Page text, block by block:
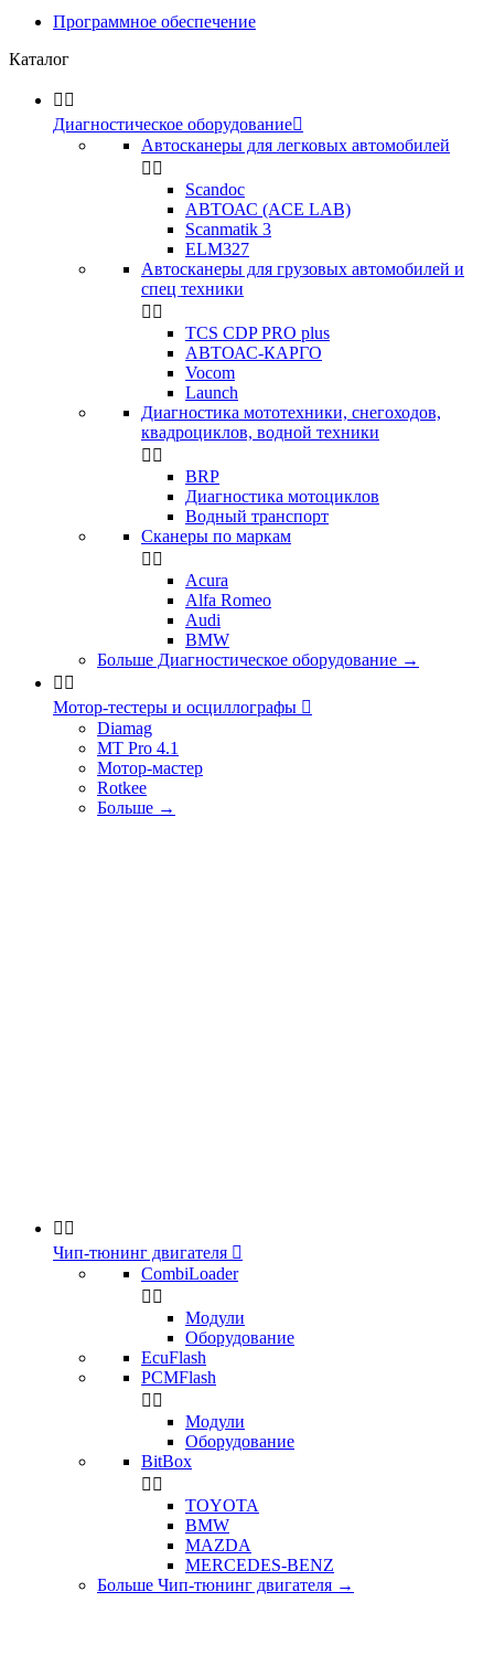
Программное обеспечение
Каталог
 
Диагностическое оборудование
Автосканеры для легковых автомобилей
 
Scandoc
АВТОАС (ACE LAB)
Scanmatik 3
ELM327
Автосканеры для грузовых автомобилей и
спец техники
 
TCS CDP PRO plus
АВТОАС-КАРГО
Vocom
Launch
Диагностика мототехники, снегоходов,
квадроциклов, водной техники
 
BRP
Диагностика мотоциклов
Водный транспорт
Сканеры по маркам
 
Acura
Alfa Romeo
Audi
BMW
Больше Диагностическое оборудование →
 
Мотор-тестеры и осциллографы 
Diamag
MT Pro 4.1
Мотор-мастер
Rotkee
Больше →
 
Чип-тюнинг двигателя 
CombiLoader
 
Модули
Оборудование
EcuFlash
PCMFlash
 
Модули
Оборудование
BitBox
 
TOYOTA
BMW
MAZDA
MERCEDES-BENZ
Больше Чип-тюнинг двигателя →